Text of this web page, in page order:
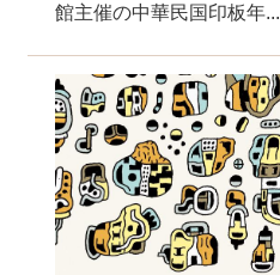
館主催の中華民国印板年...